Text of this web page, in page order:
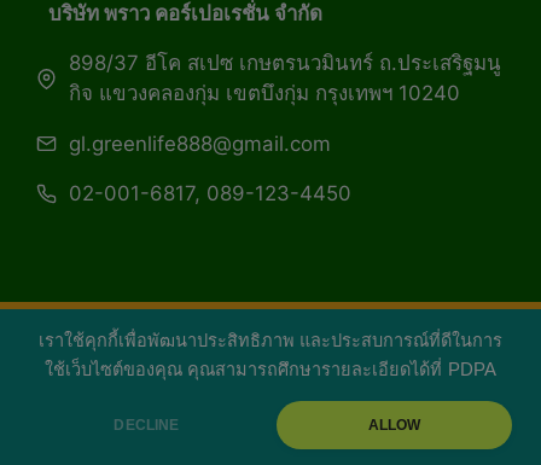
เราใช้คุกกี้เพื่อพัฒนาประสิทธิภาพ และประสบการณ์ที่ดีในการ
ใช้เว็บไซต์ของคุณ คุณสามารถศึกษารายละเอียดได้ที่ PDPA
DECLINE ALLOW
บริษัท พราว คอร์เปอเรชั่น จำกัด
898/37 อีโค สเปซ เกษตรนวมินทร์ ถ.ประเสริฐมนู
กิจ แขวงคลองกุ่ม เขตบึงกุ่ม กรุงเทพฯ 10240
gl.greenlife888@gmail.com
02-001-6817, 089-123-4450
Copyright 2026 — Green Life Plus mag | กรีน
ไลฟ์พลัส หนังสือมีชีวิต
facebookyoutube